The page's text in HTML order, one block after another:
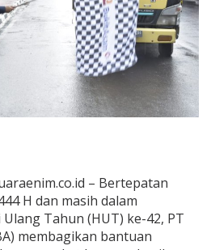
– Bertepatan
H dan masih dalam
Tahun (HUT) ke-42, PT
membagikan bantuan